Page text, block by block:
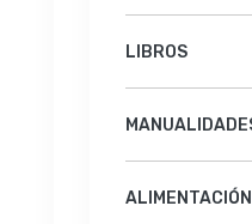
LIBROS
ALIMENTACIÓN